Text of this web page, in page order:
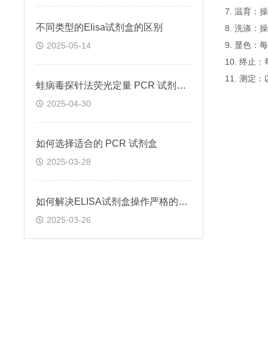
不同类型的Elisa试剂盒的区别
2025-05-14
蛙病毒探针法荧光定量 PCR 试剂盒定量定性检测
2025-04-30
如何选择适合的 PCR 试剂盒
2025-03-28
如何解决ELISA试剂盒操作严格的问题
2025-03-26
7. 温育：
8. 洗涤：
9. 显色：
10. 终止：
11. 测定：